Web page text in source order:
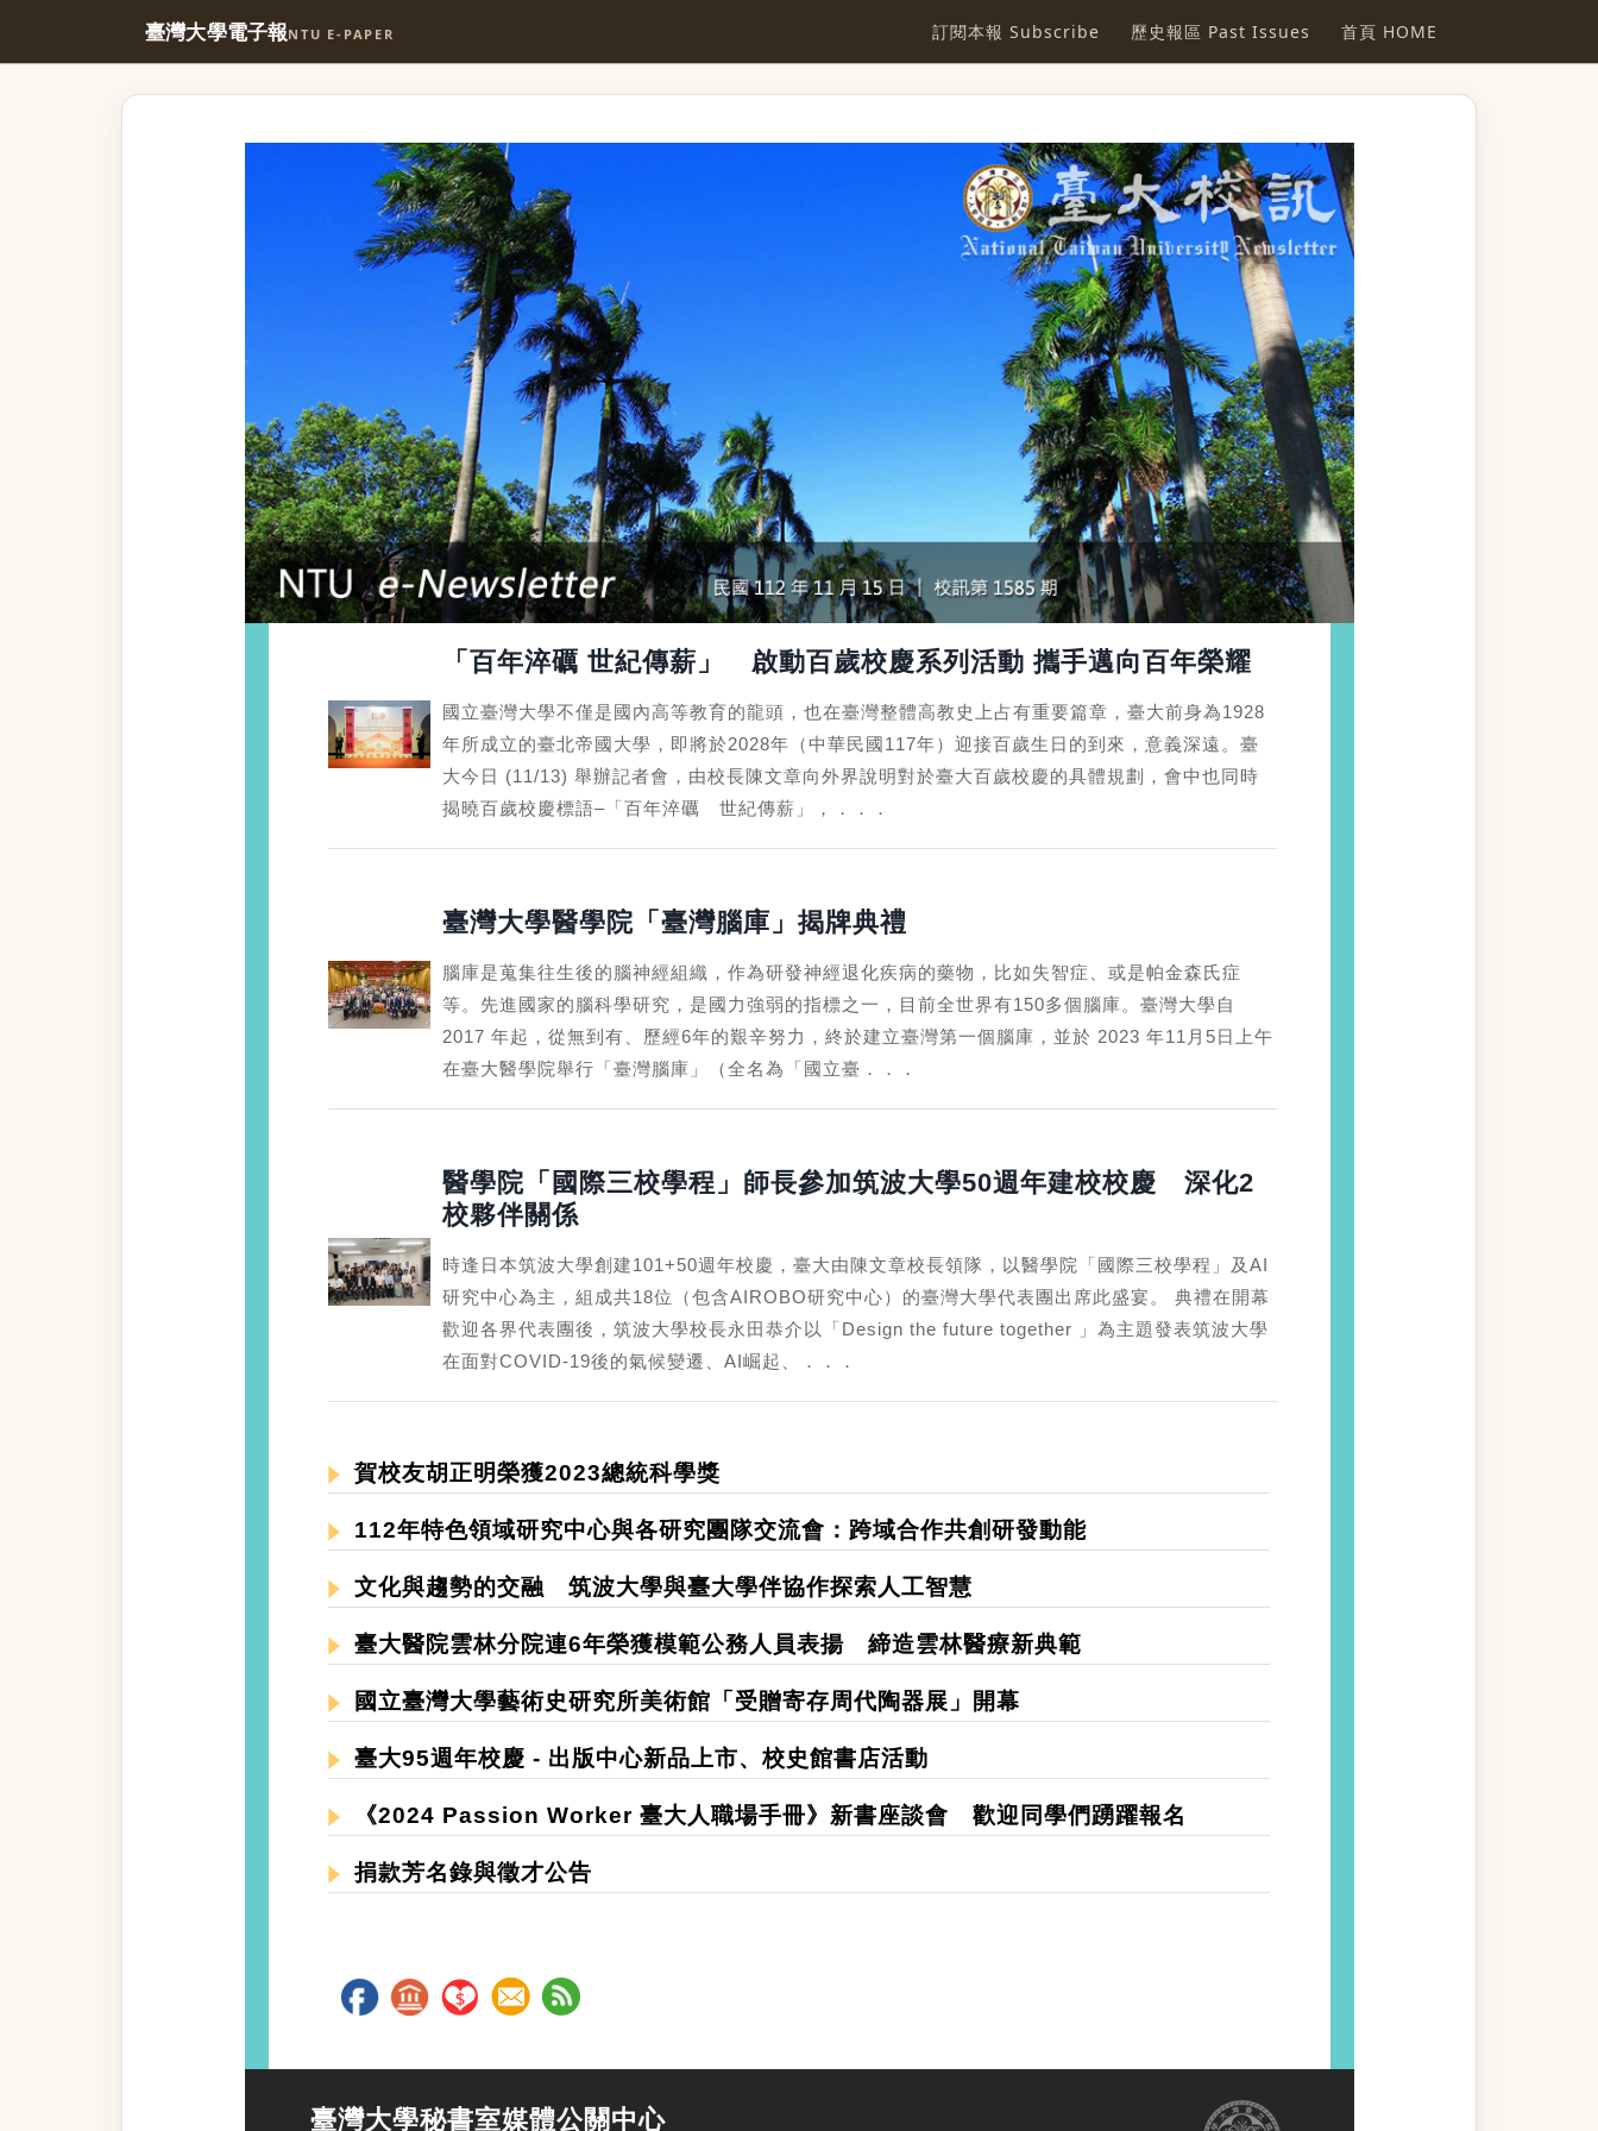
臺灣大學電子報NTU E-PAPER 訂閱本報 Subscribe 歷史報區 Past Issues 首頁 HOME
「百年淬礪 世紀傳薪」 啟動百歲校慶系列活動 攜手邁向百年榮耀
國立臺灣大學不僅是國內高等教育的龍頭，也在臺灣整體高教史上占有重要篇章，臺大前身為1928
年所成立的臺北帝國大學，即將於2028年（中華民國117年）迎接百歲生日的到來，意義深遠。臺
大今日 (11/13) 舉辦記者會，由校長陳文章向外界說明對於臺大百歲校慶的具體規劃，會中也同時
揭曉百歲校慶標語–「百年淬礪 世紀傳薪」，．．．
臺灣大學醫學院「臺灣腦庫」揭牌典禮
腦庫是蒐集往生後的腦神經組織，作為研發神經退化疾病的藥物，比如失智症、或是帕金森氏症
等。先進國家的腦科學研究，是國力強弱的指標之一，目前全世界有150多個腦庫。臺灣大學自
2017 年起，從無到有、歷經6年的艱辛努力，終於建立臺灣第一個腦庫，並於 2023 年11月5日上午
在臺大醫學院舉行「臺灣腦庫」（全名為「國立臺．．．
醫學院「國際三校學程」師長參加筑波大學50週年建校校慶 深化2
校夥伴關係
時逢日本筑波大學創建101+50週年校慶，臺大由陳文章校長領隊，以醫學院「國際三校學程」及AI
研究中心為主，組成共18位（包含AIROBO研究中心）的臺灣大學代表團出席此盛宴。 典禮在開幕
歡迎各界代表團後，筑波大學校長永田恭介以「Design the future together 」為主題發表筑波大學
在面對COVID-19後的氣候變遷、AI崛起、．．．
賀校友胡正明榮獲2023總統科學獎
112年特色領域研究中心與各研究團隊交流會：跨域合作共創研發動能
文化與趨勢的交融 筑波大學與臺大學伴協作探索人工智慧
臺大醫院雲林分院連6年榮獲模範公務人員表揚 締造雲林醫療新典範
國立臺灣大學藝術史研究所美術館「受贈寄存周代陶器展」開幕
臺大95週年校慶 - 出版中心新品上市、校史館書店活動
《2024 Passion Worker 臺大人職場手冊》新書座談會 歡迎同學們踴躍報名
捐款芳名錄與徵才公告
臺灣大學秘書室媒體公關中心